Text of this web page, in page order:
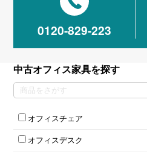
0120-829-223
中古オフィス家具を探す
オフィスチェア
肘無しチェア
オフィスデスク